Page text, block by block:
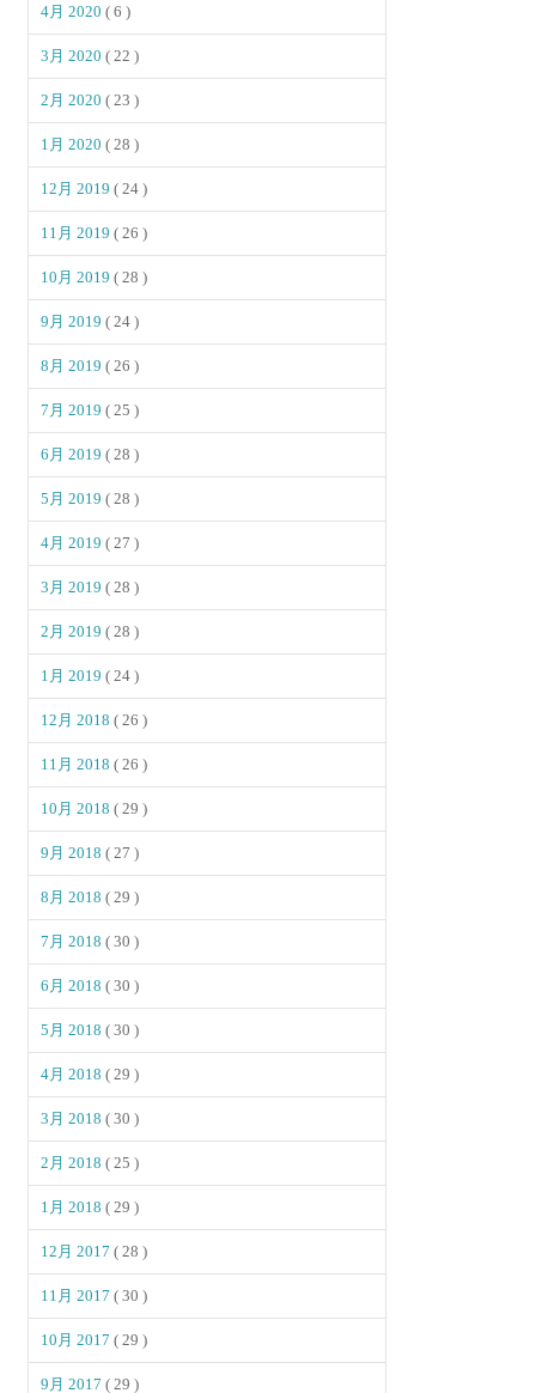
4月 2020( 6 )
3月 2020( 22 )
2月 2020( 23 )
1月 2020( 28 )
12月 2019( 24 )
11月 2019( 26 )
10月 2019( 28 )
9月 2019( 24 )
8月 2019( 26 )
7月 2019( 25 )
6月 2019( 28 )
5月 2019( 28 )
4月 2019( 27 )
3月 2019( 28 )
2月 2019( 28 )
1月 2019( 24 )
12月 2018( 26 )
11月 2018( 26 )
10月 2018( 29 )
9月 2018( 27 )
8月 2018( 29 )
7月 2018( 30 )
6月 2018( 30 )
5月 2018( 30 )
4月 2018( 29 )
3月 2018( 30 )
2月 2018( 25 )
1月 2018( 29 )
12月 2017( 28 )
11月 2017( 30 )
10月 2017( 29 )
9月 2017( 29 )